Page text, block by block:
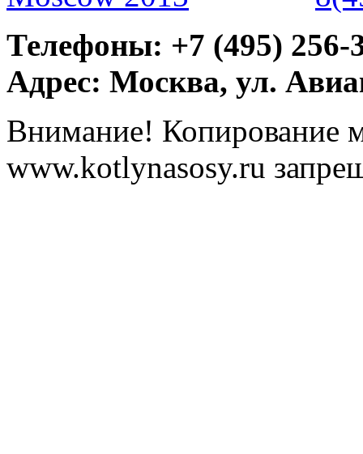
Телефоны: +7 (495) 256-
Адрес: Москва, ул.
Внимание! Копирование
www.kotlynasosy.ru